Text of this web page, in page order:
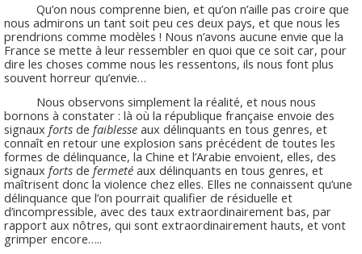
Qu’on nous comprenne bien, et qu’on n’aille pas croire que
nous admirons un tant soit peu ces deux pays, et que nous les
prendrions comme modèles ! Nous n’avons aucune envie que la
France se mette à leur ressembler en quoi que ce soit car, pour
dire les choses comme nous les ressentons, ils nous font plus
souvent horreur qu’envie…
Nous observons simplement la réalité, et nous nous
bornons à constater : là où la république française envoie des
signaux forts de faiblesse aux délinquants en tous genres, et
connaît en retour une explosion sans précédent de toutes les
formes de délinquance, la Chine et l’Arabie envoient, elles, des
signaux forts de fermeté aux délinquants en tous genres, et
maîtrisent donc la violence chez elles. Elles ne connaissent qu’une
délinquance que l’on pourrait qualifier de résiduelle et
d’incompressible, avec des taux extraordinairement bas, par
rapport aux nôtres, qui sont extraordinairement hauts, et vont
grimper encore…..